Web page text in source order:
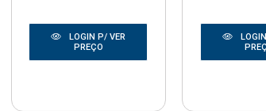
LOGIN P/ VER
PREÇO